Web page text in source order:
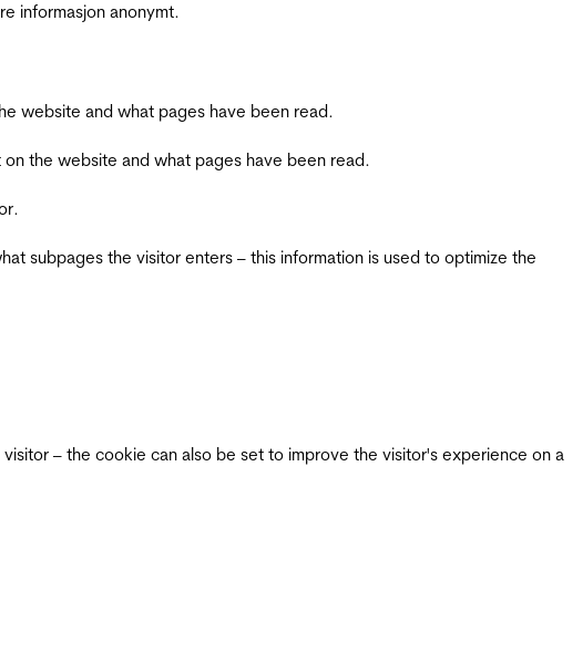
informasjon anonymt.
website and what pages have been read.
the website and what pages have been read.
subpages the visitor enters – this information is used to optimize the
– the cookie can also be set to improve the visitor's experience on a